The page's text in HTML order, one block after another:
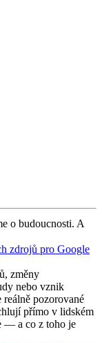
o budoucnosti. A
zdrojů pro Google
změny
nebo vznik
pozorované
přímo v lidském
— a co z toho je